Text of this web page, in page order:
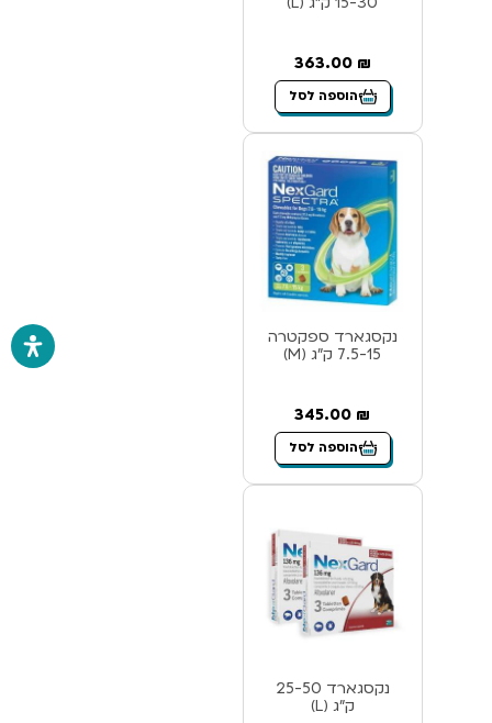
363.00 ₪
הוספה לסל
נקסגארד ספקטרה
7.5-15 ק”ג (M)
345.00 ₪
הוספה לסל
נקסגארד 25-50
ק”ג (L)